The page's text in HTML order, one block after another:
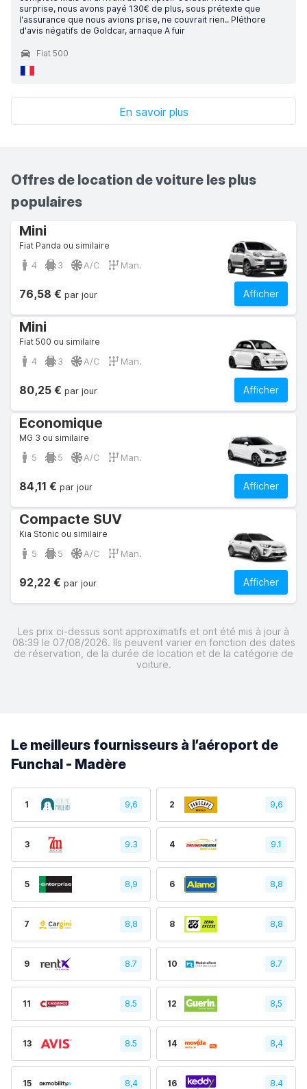
surprise, nous avons payé 130€ de plus, sous prétexte que
l'assurance que nous avions prise, ne couvrait rien.. Pléthore
d'avis négatifs de Goldcar, arnaque A fuir
Fiat 500
En savoir plus
Offres de location de voiture les plus
populaires
Mini
Fiat Panda ou similaire
4 3 A/C Man.
Afficher
76,58 € par jour
Mini
Fiat 500 ou similaire
4 3 A/C Man.
Afficher
80,25 € par jour
Economique
MG 3 ou similaire
5 5 A/C Man.
Afficher
84,11 € par jour
Compacte SUV
Kia Stonic ou similaire
5 5 A/C Man.
Afficher
92,22 € par jour
Les prix ci-dessus sont approximatifs et ont été mis à jour à
08:39 le 07/08/2026. Ils peuvent varier en fonction des dates
de réservation, de la durée de location et de la catégorie de
voiture.
Le meilleurs fournisseurs à l’aéroport de
Funchal - Madère
1 9,6 2 9,6
3 9.3 4 9.1
5 8,9 6 8,8
7 8,8 8 8,8
9 8.7 10 8.7
11 8.5 12 8,5
13 8.5 14 8,4
15 8,4 16 8.4